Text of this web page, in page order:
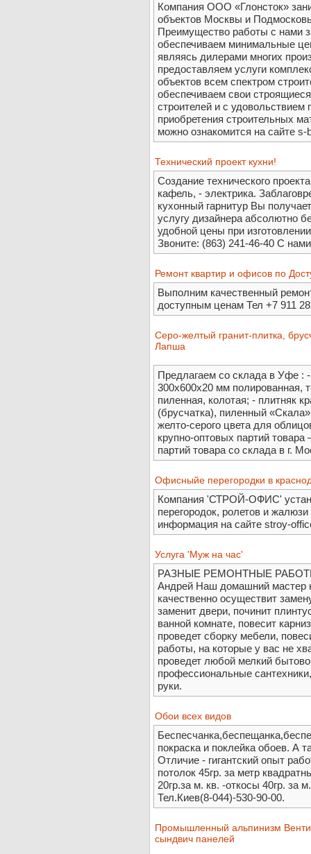
Компания ООО «Глонсток»
объектов Москвы и
Преимущество работы с нами
обеспечиваем минимальные
являясь дилерами многих
предоставляем услуги
объектов всем спектром
обеспечиваем свои
строителей и с
приобретения строительных
можно ознакомится на сайте s-
Технический проект кухни!
Создание технического
кафель, - электрика.
кухонный гарнитур Вы
услугу дизайнера абсолютно
удобной цены при
Звоните: (863) 241-46-40 С
Ремонт квартир и офисов по
Выполним качественный
доступным ценам Тел +7 911
Cеро-желтый гранит-плитка,
Лапша
Предлагаем со склада в Уфе :
300х600х20 мм полированная,
пиленная, колотая; - плитняк
(брусчатка), пиленный
желто-серого цвета для
крупно-оптовых партий товара
партий товара со склада в г.
Офисныйе перегородки в
Компания 'СТРОЙ-ОФИС'
перегородок, ролетов и
информация на сайте stroy-
Услуга 'Муж на час'
РАЗНЫЕ РЕМОНТНЫЕ РАБОТЫ
Андрей Наш домашний мастер
качественно осуществит
заменит двери, починит
ванной комнате, повесит
проведет сборку мебели,
работы, на которые у вас не
проведет любой мелкий
профессиональные
руки.
Обои всех видов
покраска и поклейка обоев. А
Отличие - гигантский опыт
потолок 45гр. за метр
20гр.за м. кв. -откосы 40гр. за
Тел.Киев(8-044)-530-90-00.
Промышленный альпинизм
сындвич панелей